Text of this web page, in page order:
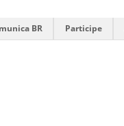
BR Participe